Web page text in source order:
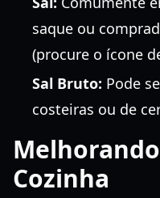
saque ou
(procure o ícone
Sal Bruto: Pode
costeiras ou de
Cozinha